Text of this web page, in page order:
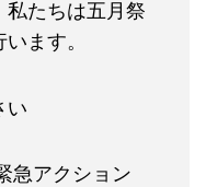
私たちは五月祭
ます。
い
急アクション